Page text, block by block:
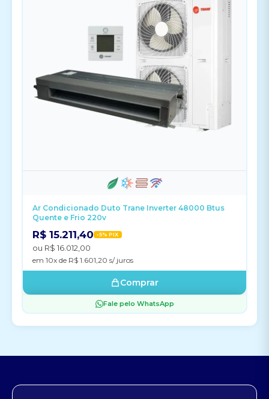
Ar Condicionado Duto Trane Inverter 48000 Btus
Quente e Frio 220v
R$ 15.211,40 -5% PIX
ou R$ 16.012,00
em 10x de R$ 1.601,20 s/ juros
Comprar
Fale pelo WhatsApp